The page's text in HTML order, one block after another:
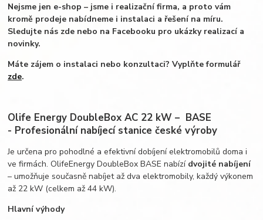
Nejsme jen e-shop – jsme i realizační firma, a proto vám
kromě prodeje nabídneme i instalaci a řešení na míru.
Sledujte nás zde nebo na Facebooku pro ukázky realizací a
novinky.
Máte zájem o instalaci nebo konzultaci? Vyplňte formulář
zde.
Olife Energy DoubleBox AC 22 kW – BASE
- Profesionální nabíjecí stanice české výroby
Je určena pro pohodlné a efektivní dobíjení elektromobilů doma i
ve firmách. OlifeEnergy DoubleBox BASE nabízí dvojité nabíjení
– umožňuje současně nabíjet až dva elektromobily, každý výkonem
až 22 kW (celkem až 44 kW).
Hlavní výhody